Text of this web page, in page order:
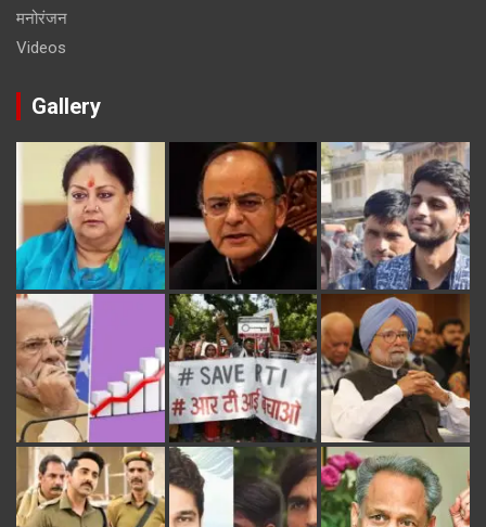
मनोरंजन
Videos
Gallery